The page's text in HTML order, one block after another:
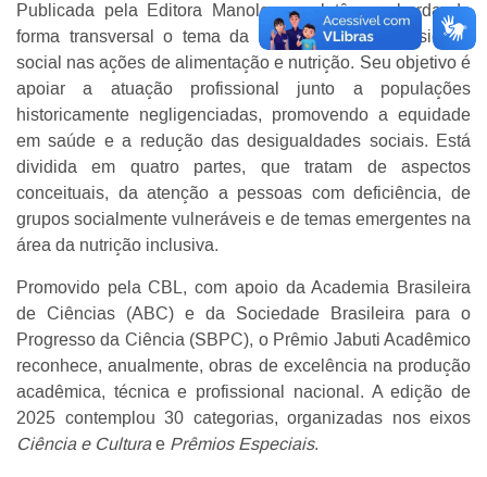
Publicada pela Editora Manole, a coletânea aborda de
forma transversal o tema da inclusão e da diversidade
social nas ações de alimentação e nutrição. Seu objetivo é
apoiar a atuação profissional junto a populações
historicamente negligenciadas, promovendo a equidade
em saúde e a redução das desigualdades sociais. Está
dividida em quatro partes, que tratam de aspectos
conceituais, da atenção a pessoas com deficiência, de
grupos socialmente vulneráveis e de temas emergentes na
área da nutrição inclusiva.
Promovido pela CBL, com apoio da Academia Brasileira
de Ciências (ABC) e da Sociedade Brasileira para o
Progresso da Ciência (SBPC), o Prêmio Jabuti Acadêmico
reconhece, anualmente, obras de excelência na produção
acadêmica, técnica e profissional nacional. A edição de
2025 contemplou 30 categorias, organizadas nos eixos
Ciência e Culturae Prêmios Especiais.